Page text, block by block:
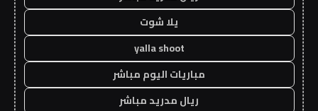
يلا شوت
yalla shoot
مباريات اليوم مباشر
ريال مدريد مباشر